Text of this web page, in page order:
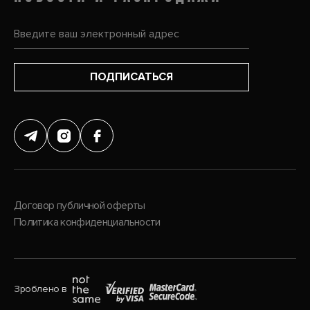
ПОДПИСАТЬСЯ
Договор публичной оферты
Политика конфиденциальности
Зроблено в